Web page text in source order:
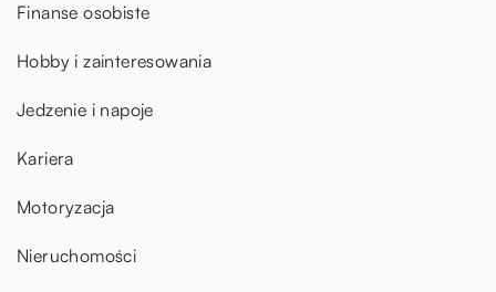
Finanse osobiste
Hobby i zainteresowania
Jedzenie i napoje
Kariera
Motoryzacja
Nieruchomości